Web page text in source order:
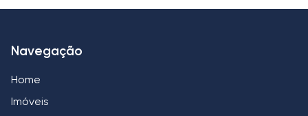
Navegação
Home
Imóveis